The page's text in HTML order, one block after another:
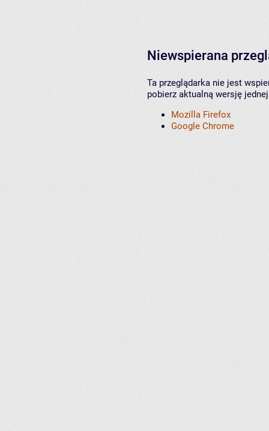
Niewspierana
Ta przeglądarka nie jest
pobierz aktualną wersję
Mozilla Firefox
Google Chrome